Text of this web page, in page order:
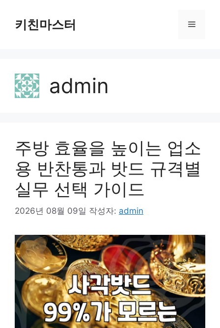
키친마스터 메
admin
주방 효율을 높이는 업소
용 반찬통과 밧드 규격별
실무 선택 가이드
2026년 08월 09일 작성자: admin